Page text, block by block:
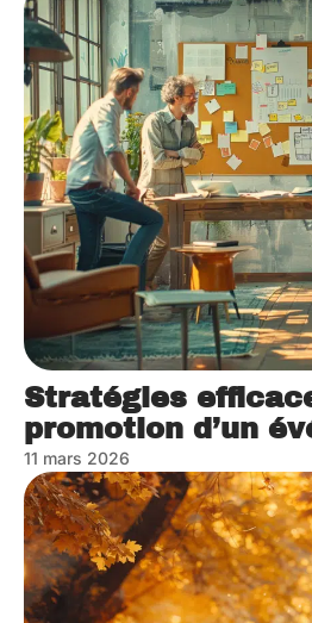
Stratégies
promotion d’un
11 mars 2026